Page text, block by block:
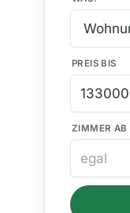
PREIS BIS
ZIMMER AB